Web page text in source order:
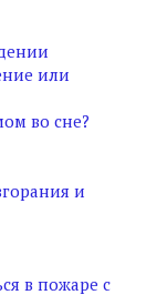
или
во сне?
и
в пожаре с